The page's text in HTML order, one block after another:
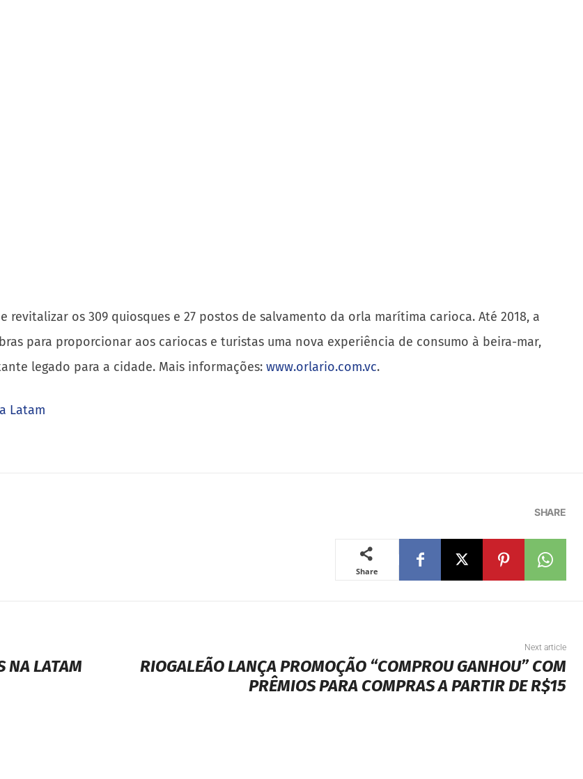
os 309 quiosques e 27 postos de salvamento da orla marítima carioca. Até 2018, a
para proporcionar aos cariocas e turistas uma nova experiência de consumo à beira-mar,
legado para a cidade. Mais informações: www.orlario.com.vc.
Latam
SHARE
Share
NA LATAM
Next article
RIOGALEÃO LANÇA PROMOÇÃO “COMPROU GANHOU” COM
PRÊMIOS PARA COMPRAS A PARTIR DE R$15